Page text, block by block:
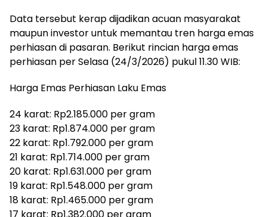
Data tersebut kerap dijadikan acuan masyarakat
maupun investor untuk memantau tren harga emas
perhiasan di pasaran. Berikut rincian harga emas
perhiasan per Selasa (24/3/2026) pukul 11.30 WIB:
Harga Emas Perhiasan Laku Emas
24 karat: Rp2.185.000 per gram
23 karat: Rp1.874.000 per gram
22 karat: Rp1.792.000 per gram
21 karat: Rp1.714.000 per gram
20 karat: Rp1.631.000 per gram
19 karat: Rp1.548.000 per gram
18 karat: Rp1.465.000 per gram
17 karat: Rp1.382.000 per gram